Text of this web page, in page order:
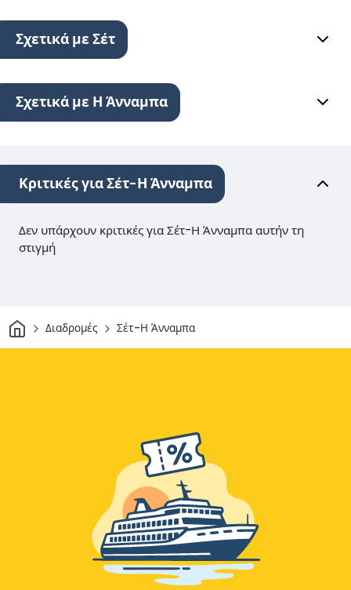
Σχετικά με Σέτ
Σχετικά με Η Άνναμπα
Κριτικές για Σέτ-Η Άνναμπα
Δεν υπάρχουν κριτικές για Σέτ-Η Άνναμπα αυτήν τη
στιγμή
ΣπίτιΔιαδρομές Σέτ-Η Άνναμπα